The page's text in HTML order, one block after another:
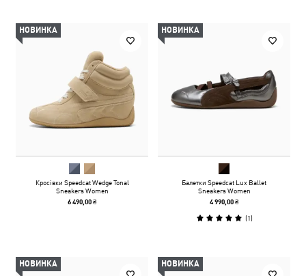
НОВИНКА
Кросівки Speedcat Wedge Tonal
Sneakers Women
6 490,00 ₴
НОВИНКА
Балетки Speedcat Lux Ballet
Sneakers Women
4 990,00 ₴
(1)
НОВИНКА НОВИНКА